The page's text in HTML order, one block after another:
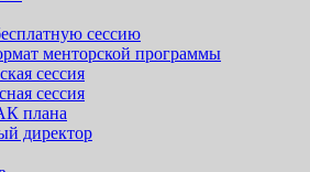
сессию
менторской программы
сессия
сессия
плана
директор